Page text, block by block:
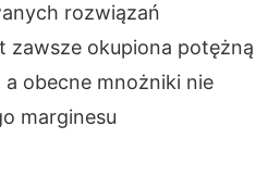
rozwiązań
zawsze okupiona potężną
obecne mnożniki nie
marginesu